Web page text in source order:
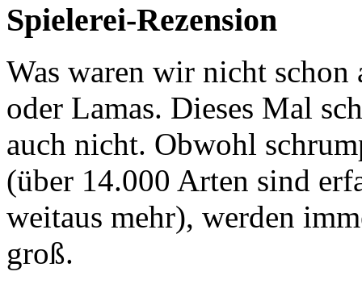
Spielerei-Rezension
Was waren wir nicht
oder Lamas. Dieses Mal
auch nicht. Obwohl
(über 14.000 Arten sind
weitaus mehr), werden
groß.